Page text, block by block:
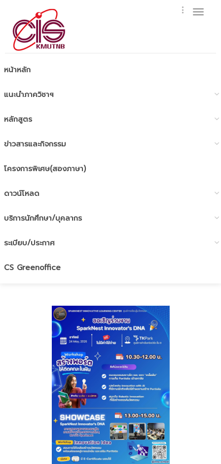
หน้าหลัก
แนะนำภาควิชาฯ
หลักสูตร
ข่าวสารและกิจกรรม
โครงการพิเศษ(สองภาษา)
ดาวน์โหลด
บริการนักศึกษา/บุคลากร
ระเบียบ/ประกาศ
CS Greenoffice